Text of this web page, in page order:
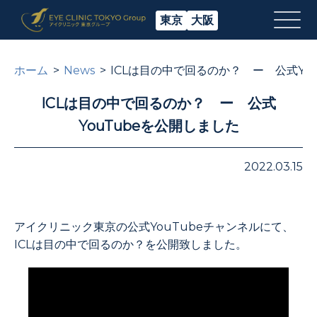
東京 大阪
ホーム News ICLは目の中で回るのか？ ー 公式
ICLは目の中で回るのか？ ー 公式
YouTubeを公開しました
2022.03.15
アイクリニック東京の公式YouTubeチャンネルにて、
ICLは目の中で回るのか？を公開致しました。